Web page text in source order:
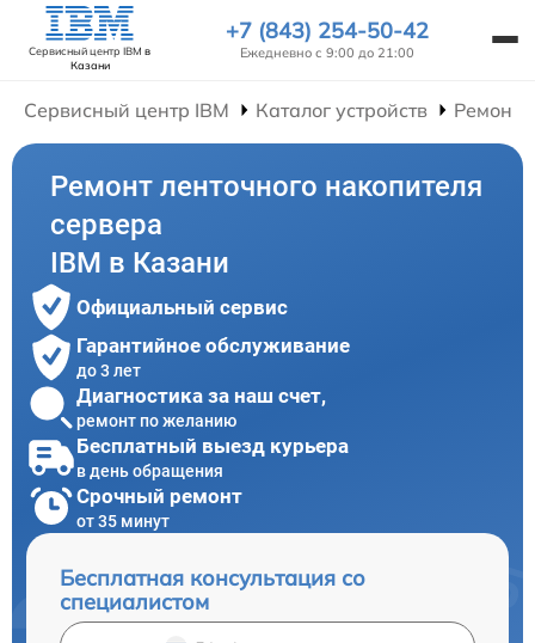
Сервисный центр IBM в
Казани
+7 (843) 254-50-42
Ежедневно с 9:00 до 21:00
Сервисный центр IBM Каталог устройств Ремонт
Ремонт ленточного накопителя
сервера
IBM в Казани
Официальный сервис
Гарантийное обслуживание
до 3 лет
Диагностика за наш счет,
ремонт по желанию
Бесплатный выезд курьера
в день обращения
Срочный ремонт
от 35 минут
Бесплатная консультация со
специалистом